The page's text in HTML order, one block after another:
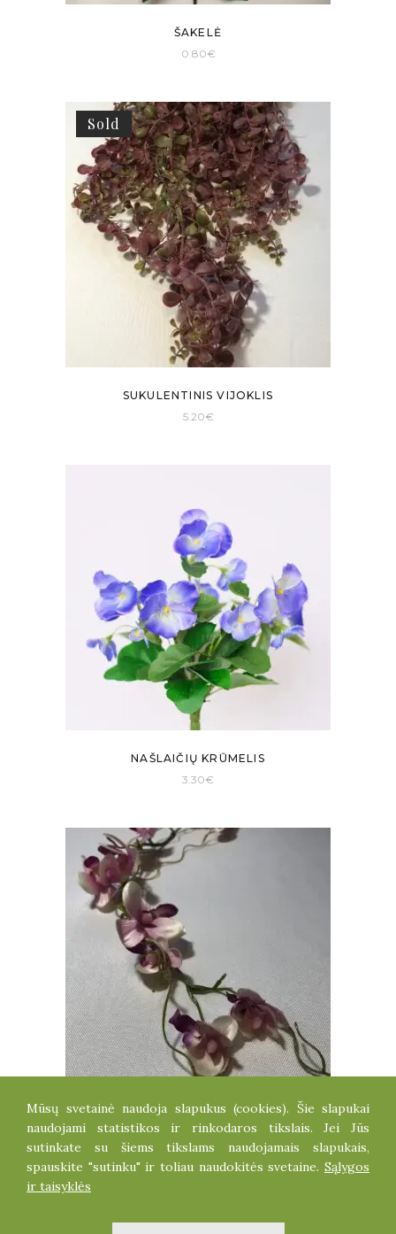
ŠAKELĖ
0.80€
Sold
SUKULENTINIS VIJOKLIS
5.20€
NAŠLAIČIŲ KRŪMELIS
3.30€
ORCHIDĖJOS ŠAKELĖ (RAUSVA)
1.80
Mūsų svetainė naudoja slapukus (cookies). Šie slapukai
naudojami statistikos ir rinkodaros tikslais. Jei Jūs
sutinkate su šiems tikslams naudojamais slapukais,
spauskite "sutinku" ir toliau naudokitės svetaine. Sąlygos
ir taisyklės